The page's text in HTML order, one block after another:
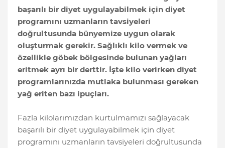
başarılı bir diyet uygulayabilmek için diyet
programını uzmanların tavsiyeleri
doğrultusunda bünyemize uygun olarak
oluşturmak gerekir. Sağlıklı kilo vermek ve
özellikle göbek bölgesinde bulunan yağları
eritmek ayrı bir derttir. İşte kilo verirken diyet
programlarınızda mutlaka bulunması gereken
yağ eriten bazı ipuçları.
Fazla kilolarımızdan kurtulmamızı sağlayacak
başarılı bir diyet uygulayabilmek için diyet
programını uzmanların tavsiyeleri doğrultusunda